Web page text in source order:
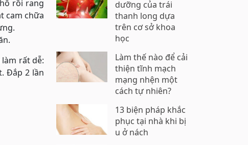
rồi rang
cam chữa
rất dễ:
Đắp 2 lần
dưỡng của trái
thanh long dựa
trên cơ sở khoa
học
Làm thế nào để cải
thiện tĩnh mạch
mạng nhện một
cách tự nhiên?
13 biện pháp khắc
phục tại nhà khi bị
u ở nách